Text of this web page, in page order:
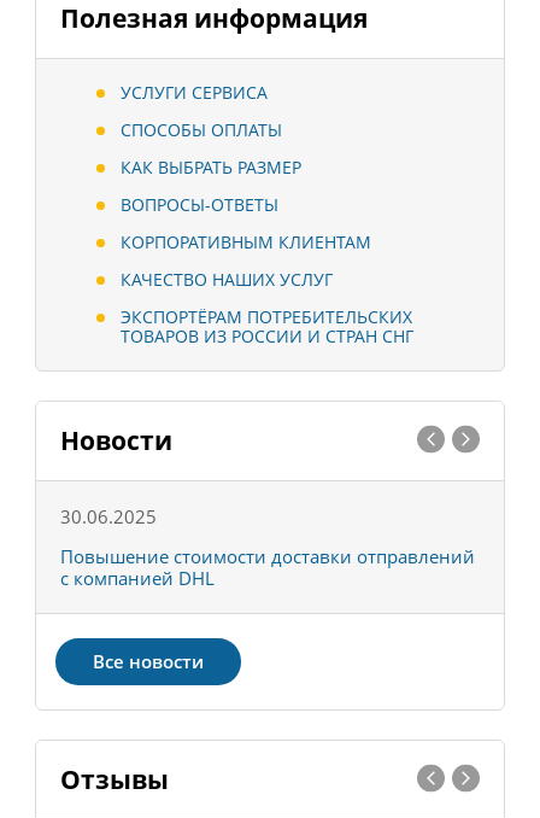
Полезная информация
УСЛУГИ СЕРВИСА
СПОСОБЫ ОПЛАТЫ
КАК ВЫБРАТЬ РАЗМЕР
ВОПРОСЫ-ОТВЕТЫ
КОРПОРАТИВНЫМ КЛИЕНТАМ
КАЧЕСТВО НАШИХ УСЛУГ
ЭКСПОРТЁРАМ ПОТРЕБИТЕЛЬСКИХ
ТОВАРОВ ИЗ РОССИИ И СТРАН СНГ
Новости
30.06.2025
Повышение стоимости доставки отправлений
с компанией DHL
Все новости
Отзывы